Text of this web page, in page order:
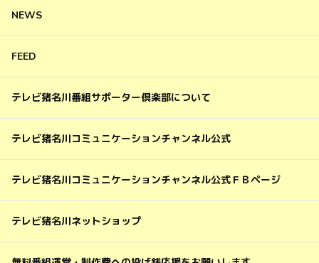
NEWS
FEED
テレビ猪名川番組サポーター倶楽部について
テレビ猪名川コミュニケーションチャンネル公式
テレビ猪名川コミュニケーションチャンネル公式ＦＢページ
テレビ猪名川ネットショップ